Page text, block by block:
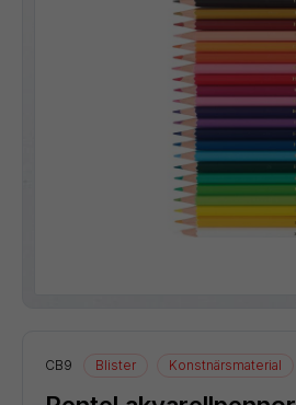
CB9 Blister Konstnärsmaterial